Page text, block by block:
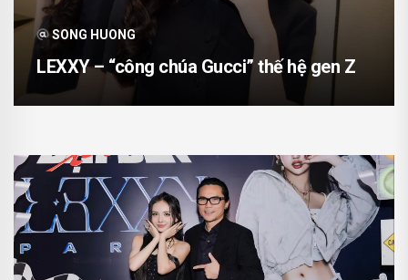
SONG HUONG
LEXXY – “công chúa Gucci” thế hệ gen Z